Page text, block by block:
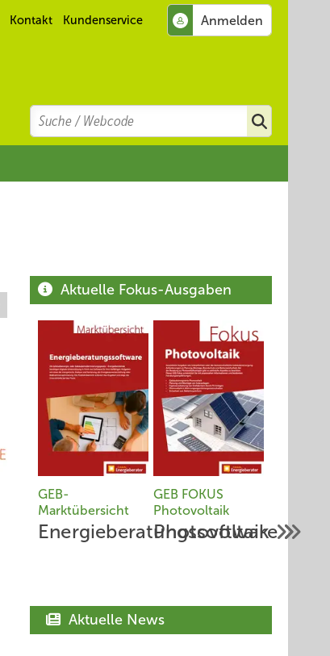
Kontakt Kundenservice
Search
Suchen
Aktuelle Fokus-Ausgaben
GEB-
Marktübersicht
Energieberatungssoftware
GEB FOKUS
Photovoltaik
Photovoltaik
Aktuelle News